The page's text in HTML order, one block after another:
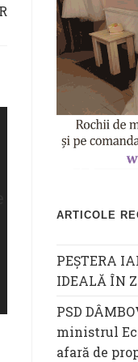
ARTICOLE
PEȘTERA
IDEALĂ ÎN
PSD
ministrul
afară de